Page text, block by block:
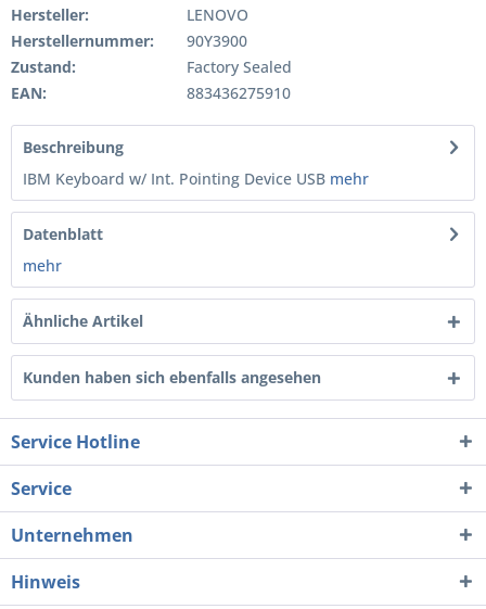
Hersteller:
LENOVO
Herstellernummer:
90Y3900
Zustand:
Factory Sealed
EAN:
883436275910
Beschreibung
IBM Keyboard w/ Int. Pointing Device USB mehr
Datenblatt
mehr
Ähnliche Artikel
Kunden haben sich ebenfalls angesehen
Service Hotline
Service
Unternehmen
Hinweis